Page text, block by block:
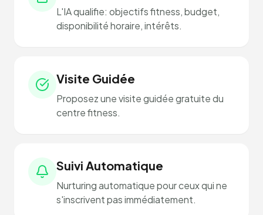
L'IA qualifie: objectifs fitness, budget,
disponibilité horaire, intérêts.
Visite Guidée
Proposez une visite guidée gratuite du
centre fitness.
Suivi Automatique
Nurturing automatique pour ceux qui ne
s'inscrivent pas immédiatement.